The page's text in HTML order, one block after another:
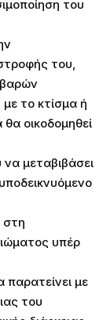
του
του,
το κτίσμα ή
οικοδομηθεί
μεταβιβάσει
στη
υπέρ
παρατείνει με
του